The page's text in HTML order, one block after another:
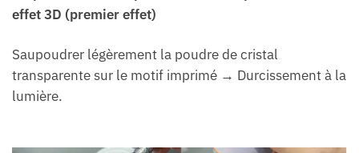
effet 3D (premier effet)
Saupoudrer légèrement la poudre de cristal
transparente sur le motif imprimé → Durcissement à la
lumière.